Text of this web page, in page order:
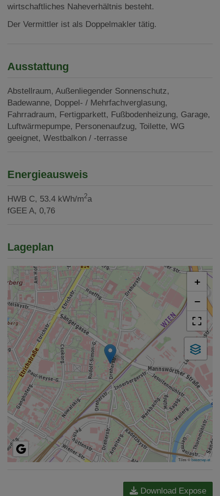
wirtschaftliches Naheverhältnis besteht.
Der Vermittler ist als Doppelmakler tätig.
Ausstattung
Abstellraum Außenliegender Sonnenschutz
Badewanne Doppel- / Mehrfachverglasung
Fahrradraum
Fertigparkett Fußbodenheizung Garage
Luftwärmepumpe Personenaufzug Toilette WG
geeignet Westbalkon / -terrasse
Energieausweis
HWB C, 53.4 kWh/m2a
fGEE A, 0,76
Lageplan
+
−
Tiles ©basemap.at
Download Expose